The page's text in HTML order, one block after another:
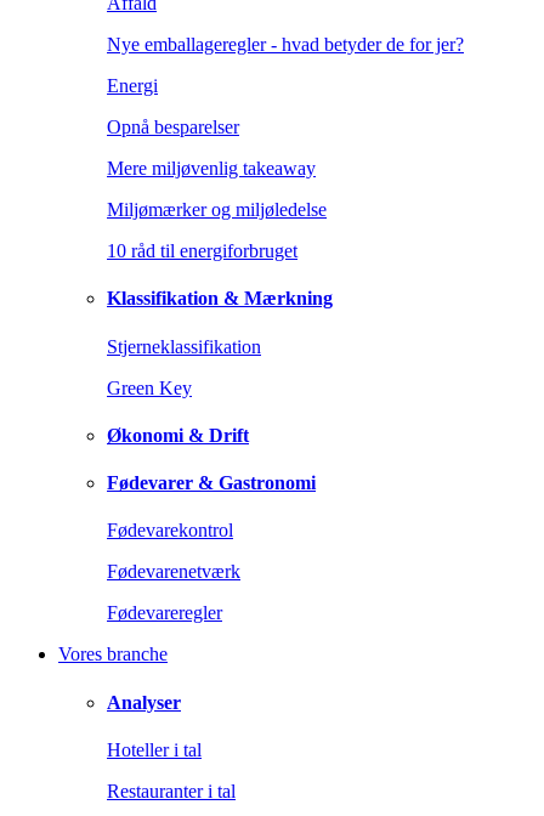
Nye emballageregler - hvad betyder de for jer?
Energi
Opnå besparelser
Mere miljøvenlig takeaway
Miljømærker og miljøledelse
10 råd til energiforbruget
Klassifikation & Mærkning
Stjerneklassifikation
Green Key
Økonomi & Drift
Fødevarer & Gastronomi
Fødevarekontrol
Fødevarenetværk
Fødevareregler
Vores branche
Analyser
Hoteller i tal
Restauranter i tal